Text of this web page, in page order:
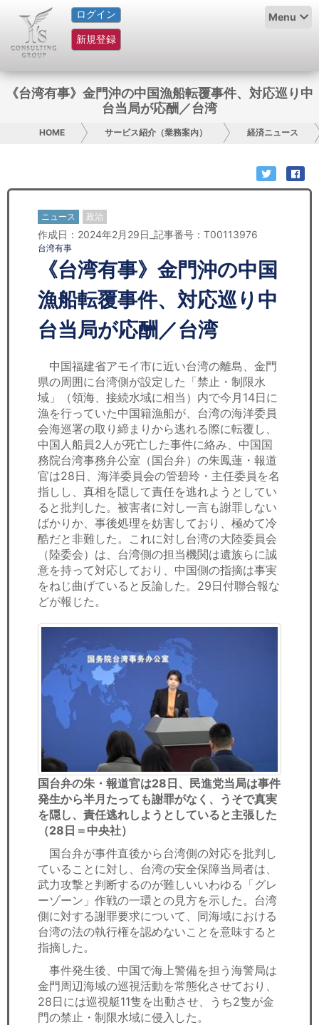
ログイン
新規登録
Menu
HOME
サービス紹介
コラム
お問い合わせ
日本人にPR
コンサルティング
リサーチ
セミナー
経済ニュース
労務顧問
ＩＴ
飲食店情報
《台湾有事》金門沖の中国漁船転覆事件、対応巡り中
台当局が応酬／台湾
HOME サービス紹介（業務案内） 経済ニュース
ニュース 政治
作成日：2024年2月29日_記事番号：T00113976
台湾有事
《台湾有事》金門沖の中国
漁船転覆事件、対応巡り中
台当局が応酬／台湾
中国福建省アモイ市に近い台湾の離島、金門
県の周囲に台湾側が設定した「禁止・制限水
域」（領海、接続水域に相当）内で今月14日に
漁を行っていた中国籍漁船が、台湾の海洋委員
会海巡署の取り締まりから逃れる際に転覆し、
中国人船員2人が死亡した事件に絡み、中国国
務院台湾事務弁公室（国台弁）の朱鳳蓮・報道
官は28日、海洋委員会の管碧玲・主任委員を名
指しし、真相を隠して責任を逃れようとしてい
ると批判した。被害者に対し一言も謝罪しない
ばかりか、事後処理を妨害しており、極めて冷
酷だと非難した。これに対し台湾の大陸委員会
（陸委会）は、台湾側の担当機関は遺族らに誠
意を持って対応しており、中国側の指摘は事実
をねじ曲げていると反論した。29日付聯合報な
どが報じた。
国台弁の朱・報道官は28日、民進党当局は事件
発生から半月たっても謝罪がなく、うそで真実
を隠し、責任逃れしようとしていると主張した
（28日＝中央社）
国台弁が事件直後から台湾側の対応を批判し
ていることに対し、台湾の安全保障当局者は、
武力攻撃と判断するのが難しいいわゆる「グレ
ーゾーン」作戦の一環との見方を示した。台湾
側に対する謝罪要求について、同海域における
台湾の法の執行権を認めないことを意味すると
指摘した。
事件発生後、中国で海上警備を担う海警局は
金門周辺海域の巡視活動を常態化させており、
28日には巡視艇11隻を出動させ、うち2隻が金
門の禁止・制限水域に侵入した。